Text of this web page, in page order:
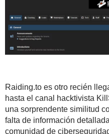
Raiding.to es otro recién
hasta el canal hacktivista
una sorprendente similitud
falta de información
comunidad de